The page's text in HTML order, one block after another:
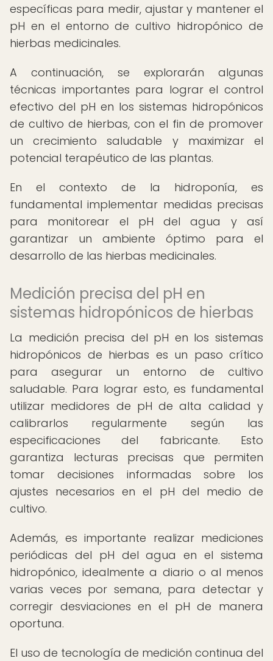
específicas para medir, ajustar y mantener el
pH en el entorno de cultivo hidropónico de
hierbas medicinales.
A continuación, se explorarán algunas
técnicas importantes para lograr el control
efectivo del pH en los sistemas hidropónicos
de cultivo de hierbas, con el fin de promover
un crecimiento saludable y maximizar el
potencial terapéutico de las plantas.
En el contexto de la hidroponía, es
fundamental implementar medidas precisas
para monitorear el pH del agua y así
garantizar un ambiente óptimo para el
desarrollo de las hierbas medicinales.
Medición precisa del pH en
sistemas hidropónicos de hierbas
La medición precisa del pH en los sistemas
hidropónicos de hierbas es un paso crítico
para asegurar un entorno de cultivo
saludable. Para lograr esto, es fundamental
utilizar medidores de pH de alta calidad y
calibrarlos regularmente según las
especificaciones del fabricante. Esto
garantiza lecturas precisas que permiten
tomar decisiones informadas sobre los
ajustes necesarios en el pH del medio de
cultivo.
Además, es importante realizar mediciones
periódicas del pH del agua en el sistema
hidropónico, idealmente a diario o al menos
varias veces por semana, para detectar y
corregir desviaciones en el pH de manera
oportuna.
El uso de tecnología de medición continua del